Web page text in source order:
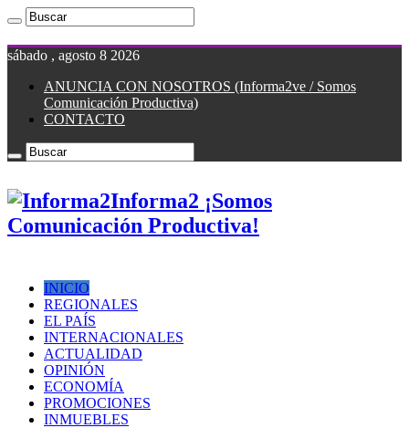
sábado , agosto 8 2026
ANUNCIA CON NOSOTROS (Informa2ve / Somos
Comunicación Productiva)
CONTACTO
Informa2 ¡Somos
Comunicación Productiva!
INICIO
REGIONALES
EL PAÍS
INTERNACIONALES
ACTUALIDAD
OPINIÓN
ECONOMÍA
PROMOCIONES
INMUEBLES